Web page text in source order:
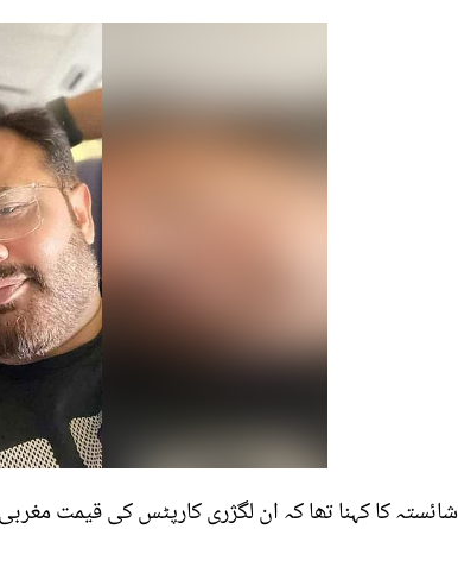
شائستہ کا کہنا تھا کہ ان لگژری کارپٹس کی قیمت مغربی ممالک میں